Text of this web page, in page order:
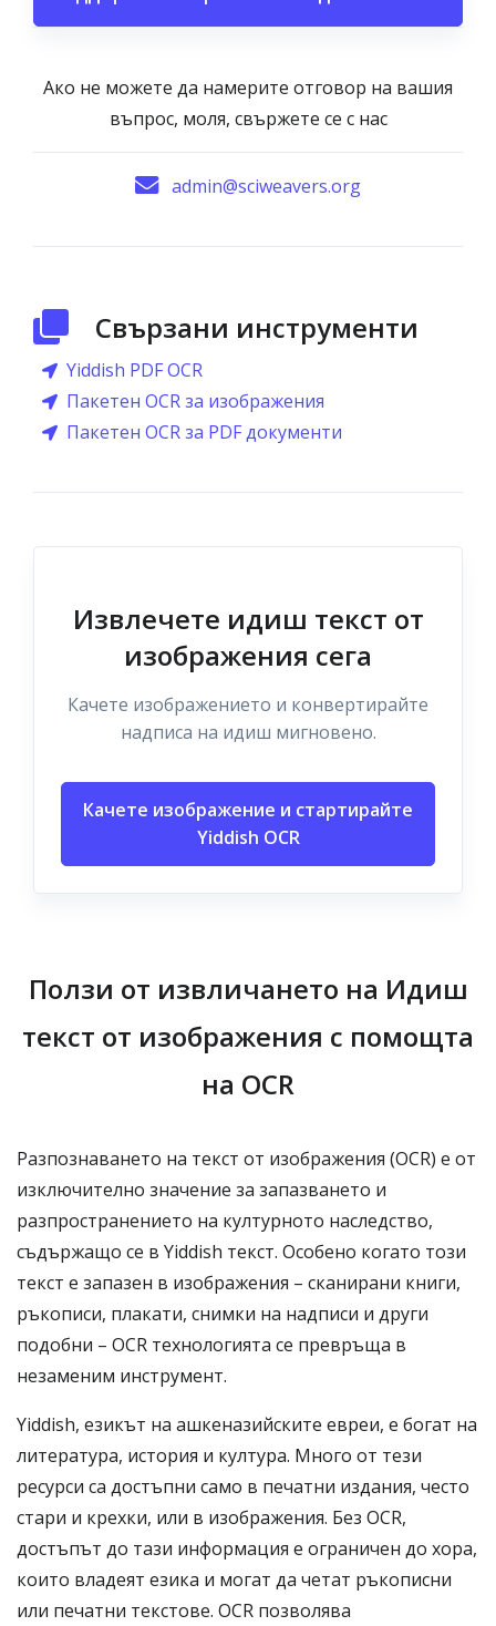
Ако не можете да намерите отговор на вашия
въпрос, моля, свържете се с нас
admin@sciweavers.org
Свързани инструменти
Yiddish PDF OCR
Пакетен OCR за изображения
Пакетен OCR за PDF документи
Извлечете идиш текст от
изображения сега
Качете изображението и конвертирайте
надписа на идиш мигновено.
Качете изображение и стартирайте
Yiddish OCR
Ползи от извличането на Идиш
текст от изображения с помощта
на OCR
Разпознаването на текст от изображения (OCR) е от
изключително значение за запазването и
разпространението на културното наследство,
съдържащо се в Yiddish текст. Особено когато този
текст е запазен в изображения – сканирани книги,
ръкописи, плакати, снимки на надписи и други
подобни – OCR технологията се превръща в
незаменим инструмент.
Yiddish, езикът на ашкеназийските евреи, е богат на
литература, история и култура. Много от тези
ресурси са достъпни само в печатни издания, често
стари и крехки, или в изображения. Без OCR,
достъпът до тази информация е ограничен до хора,
които владеят езика и могат да четат ръкописни
или печатни текстове. OCR позволява